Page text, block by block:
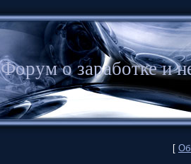
Форум о заработке
[